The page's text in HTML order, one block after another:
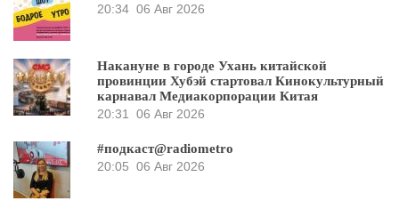
20:34 06 Авг 2026
Накануне в городе Ухань китайской
провинции Хубэй стартовал Кинокультурный
карнавал Медиакорпорации Китая
20:31
06 Авг 2026
#подкаст@radiometro
20:05 06 Авг 2026